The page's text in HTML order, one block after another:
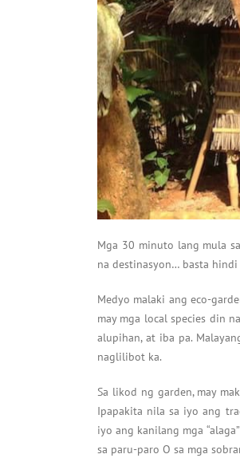
Mga 30 minuto lang mula
na destinasyon… basta
Medyo malaki ang eco-
may mga local species din
alupihan, at iba pa.
naglilibot ka.
Sa likod ng garden, may
Ipapakita nila sa iyo ang
iyo ang kanilang mga
sa paru-paro O sa mga